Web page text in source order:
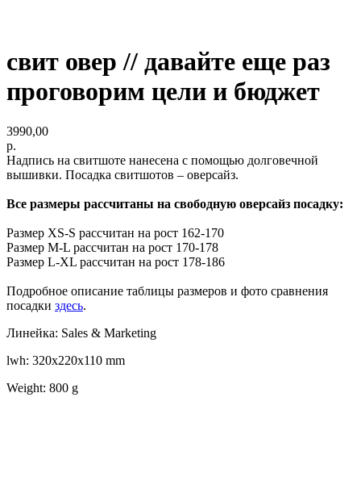
свит овер // давайте еще раз
проговорим цели и бюджет
3990,00
р.
Надпись на свитшоте нанесена с помощью долговечной
вышивки. Посадка свитшотов – оверсайз.
Все размеры рассчитаны на свободную оверсайз посадку:
Размер XS-S рассчитан на рост 162-170
Размер M-L рассчитан на рост 170-178
Размер L-XL рассчитан на рост 178-186
Подробное описание таблицы размеров и фото сравнения
посадки здесь.
Линейка: Sales & Marketing
lwh: 320x220x110 mm
Weight: 800 g